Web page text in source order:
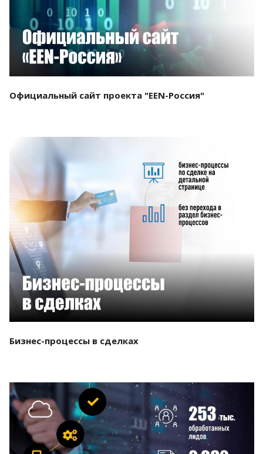
Официальный сайт проекта "EEN-Россия"
Бизнес-процессы в сделках